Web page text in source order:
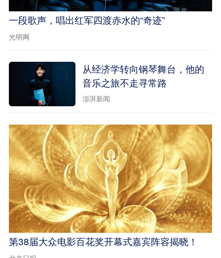
一段歌声，唱出红军四渡赤水的“奇迹”
光明网
从经济学转向钢琴舞台，他的
音乐之旅不走寻常路
澎湃新闻
第38届大众电影百花奖开幕式嘉宾阵容揭晓！